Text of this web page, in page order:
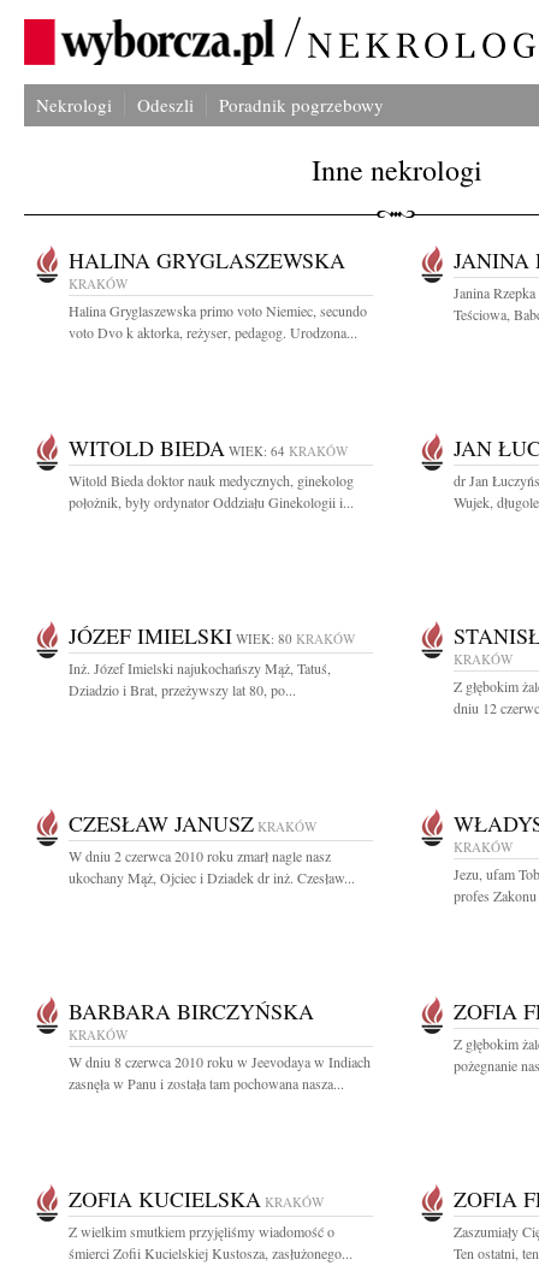
Nekrologi Odeszli Poradnik pogrzebowy
Inne nekrologi
HALINA GRYGLASZEWSKA
KRAKÓW
Halina Gryglaszewska primo voto Niemiec, secundo
voto Dvo k aktorka, reżyser, pedagog. Urodzona...
JANINA
Janina
Teściowa,
WITOLD BIEDA WIEK: 64 KRAKÓW
Witold Bieda doktor nauk medycznych, ginekolog
położnik, były ordynator Oddziału Ginekologii i...
JAN
dr Jan
Wujek,
JÓZEF IMIELSKI WIEK: 80 KRAKÓW
Inż. Józef Imielski najukochańszy Mąż, Tatuś,
Dziadzio i Brat, przeżywszy lat 80, po...
KRAKÓW
Z głębokim
dniu 12
CZESŁAW JANUSZ KRAKÓW
W dniu 2 czerwca 2010 roku zmarł nagle nasz
ukochany Mąż, Ojciec i Dziadek dr inż. Czesław...
KRAKÓW
Jezu, ufam
profes
BARBARA BIRCZYŃSKA
KRAKÓW
W dniu 8 czerwca 2010 roku w Jeevodaya w Indiach
zasnęła w Panu i została tam pochowana nasza...
ZOFIA
Z głębokim
pożegnanie
ZOFIA KUCIELSKA KRAKÓW
Z wielkim smutkiem przyjęliśmy wiadomość o
śmierci Zofii Kucielskiej Kustosza, zasłużonego...
ZOFIA
Zaszumiały
Ten ostatni,